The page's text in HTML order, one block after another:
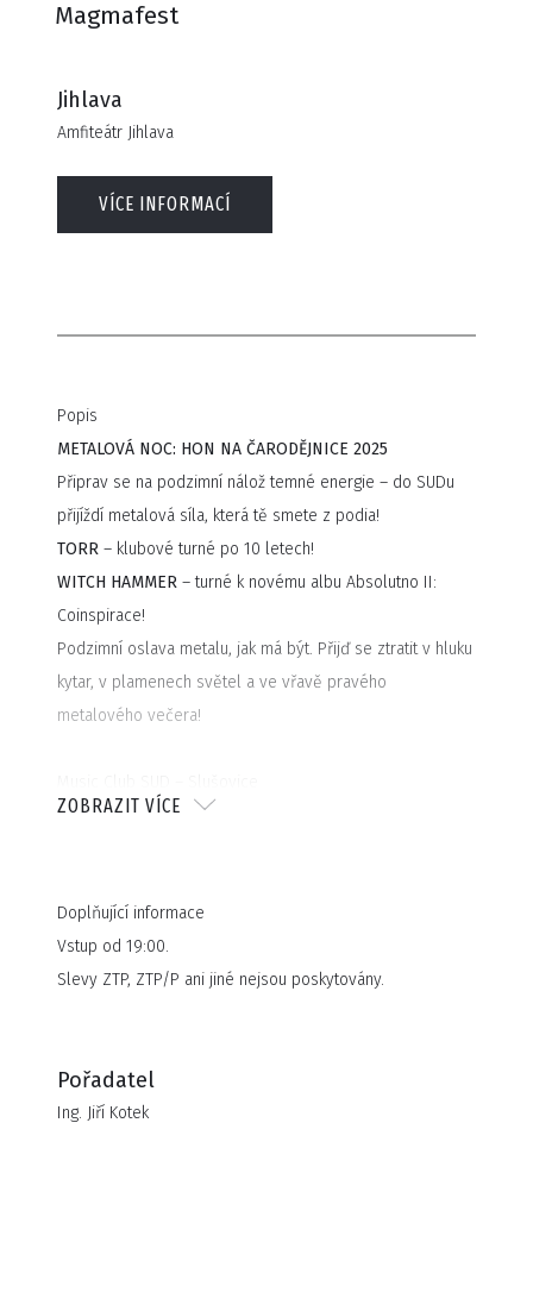
Magmafest
Jihlava
Amfiteátr Jihlava
VÍCE INFORMACÍ
Popis
METALOVÁ NOC: HON NA ČARODĚJNICE 2025
Připrav se na podzimní nálož temné energie – do SUDu
přijíždí metalová síla, která tě smete z podia!
TORR – klubové turné po 10 letech!
WITCH HAMMER – turné k novému albu Absolutno II:
Coinspirace!
Podzimní oslava metalu, jak má být. Přijď se ztratit v hluku
kytar, v plamenech světel a ve vřavě pravého
metalového večera!
Pátek 24. 10. 2025
ZOBRAZIT VÍCE
Doplňující informace
Vstup od 19:00.
Slevy ZTP, ZTP/P ani jiné nejsou poskytovány.
Pořadatel
Ing. Jiří Kotek